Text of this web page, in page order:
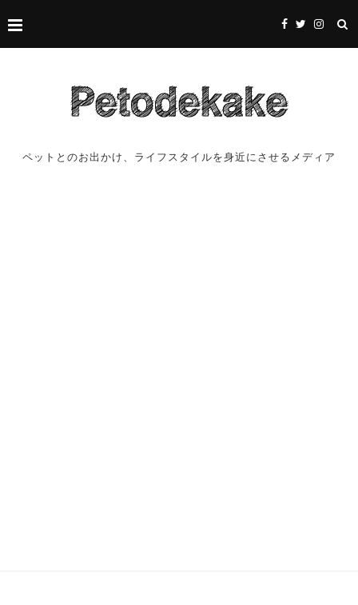
ペットとのお出かけ、ライフスタイルを身近にさせるメディア